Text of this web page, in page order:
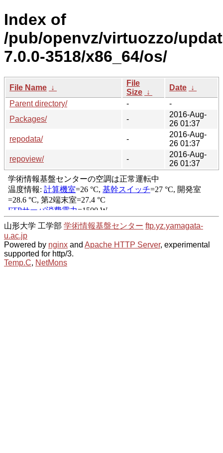
Index of
/pub/openvz/virtuozzo/
7.0.0-3518/x86_64/os/
File Name ↓
File
Size ↓
Date ↓
Parent directory/
-
-
Packages/
-
2016-Aug-
26 01:37
repodata/
-
2016-Aug-
26 01:37
repoview/
-
2016-Aug-
26 01:37
山形大学 工学部 学術情報基盤センター ftp.yz.yamagata-
u.ac.jp
Powered by nginx and Apache HTTP Server, experimental
supported for http/3.
Temp.C, NetMons